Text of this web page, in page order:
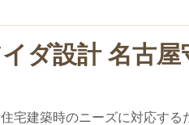
ダ設計 名古
宅建築時のニーズに対応す